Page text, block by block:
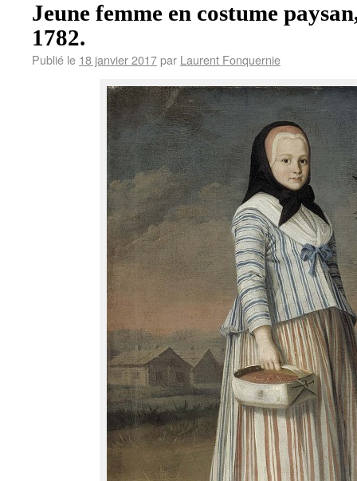
Jeune femme en costume
1782.
Publié le 18 janvier 2017par Laurent Fonquernie